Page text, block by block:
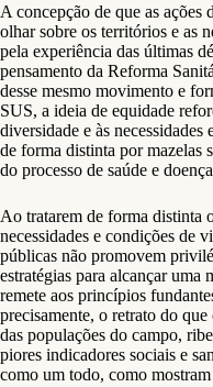
A concepção de que as ações
olhar sobre os territórios e as
pela experiência das últimas
pensamento da Reforma
desse mesmo movimento e
SUS, a ideia de equidade
diversidade e às
de forma distinta por mazelas
do processo de saúde e
Ao tratarem de forma distinta
necessidades e condições de
públicas não promovem
estratégias para alcançar
remete aos princípios
precisamente, o retrato do
das populações do campo,
piores indicadores sociais e
como um todo, como